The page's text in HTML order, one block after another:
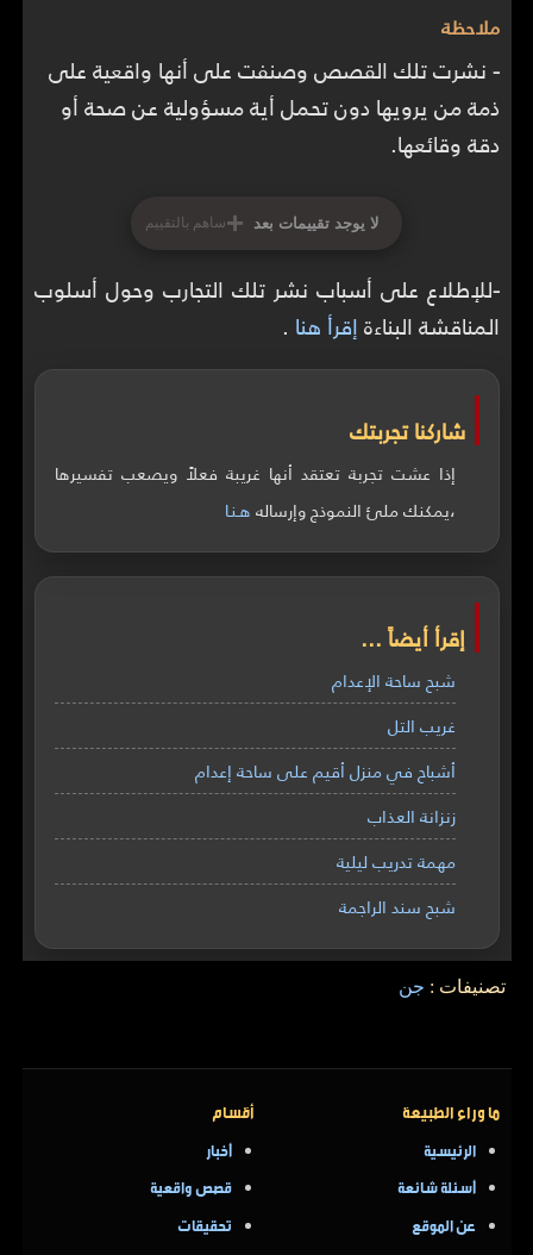
ملاحظة
-نشرت تلك القصص وصنفت على أنها واقعية على
ذمة من يرويها دون تحمل أية مسؤولية عن صحة أو
دقة وقائعها.
لا يوجد تقييمات بعد +ساهم بالتقييم
-للإطلاع على أسباب نشر تلك التجارب وحول أسلوب
المناقشة البناءةإقرأ هنا .
شاركنا تجربتك
إذا عشت تجربة تعتقد أنها غريبة فعلاً ويصعب تفسيرها
،يمكنك ملئ النموذج وإرسالههـنـا
إقرأ أيضاً ...
شبح ساحة الإعدام
غريب التل
أشباح في منزل أقيم على ساحة إعدام
زنزانة العذاب
مهمة تدريب ليلية
شبح سند الراجمة
تصنيفات : جن
ما وراء الطبيعة
الرئيسية
أسئلة شائعة
عن الموقع
أقسام
أخبار
قصص واقعية
تحقيقات